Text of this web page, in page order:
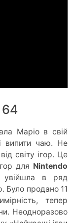
Маріо в свій
випити чаю. Не
світу ігор. Це
для Nintendo
в ряд
Було продано 11
тепер
Неодноразово